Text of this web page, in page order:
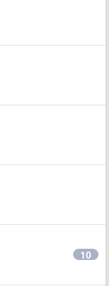
10